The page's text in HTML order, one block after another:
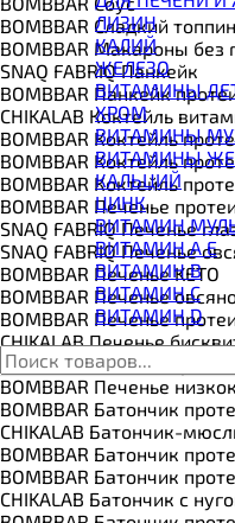
ГЕЙНЕР
ГЛЮТАМИН
ГУАРАНА
ДЛЯ СУСТАВОВ
ДОБАВКИ ДЛЯ
КОЛЛАГЕН
КОЭНЗИМ Q10
КРЕАТИН
ПОЛЕЗНЫЕ
ПРОТЕИН
ПРОТЕИНОВОЕ
ПРОТЕИНОВЫЕ
ТЕСТОБУСТЕРЫ
ЦИТРУЛЛИН
ЭНЕРГЕТИКИ И
ЛИЗИН
КАЛИЙ
ЖЕЛЕЗО
ВИТАМИНЫ
ХРОМ
ВИТАМИНЫ
ВИТАМИНЫ
КАЛЬЦИЙ
ЦИНК
ВИТАМИН
ВИТАМИН A E
ВИТАМИН B
ВИТАМИН C
ВИТАМИН D
BOMBBAR Сладкий
BOMBBAR Макароны без
SNAQ FABRIQ Панкейк
BOMBBAR Панкейк
CHIKALAB Коктейль
BOMBBAR Коктейль
BOMBBAR Коктейль
BOMBBAR Коктейль
BOMBBAR Печенье
SNAQ FABRIQ Печенье
SNAQ FABRIQ Печенье
BOMBBAR Печенье KETO
BOMBBAR Печенье
BOMBBAR Печенье
CHIKALAB Печенье
CHIKALAB Печенье
BOMBBAR Печенье
BOMBBAR Батончик
CHIKALAB Батончик-
BOMBBAR Батончик
BOMBBAR Батончик
CHIKALAB Батончик с